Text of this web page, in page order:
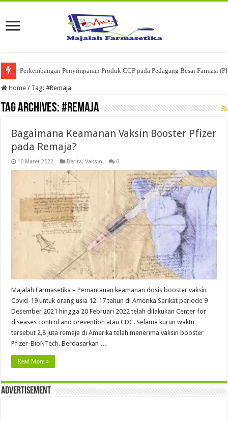
Perkembangan Penyimpanan Produk CCP pada Pedagang Besar Farmasi
Home / Tag:#Remaja
Tag Archives:#Remaja
Bagaimana Keamanan Vaksin Booster Pfizer
pada Remaja?
10 Maret 2022 Berita,Vaksin 0
Majalah Farmasetika – Pemantauan keamanan dosis booster vaksin
Covid-19 untuk orang usia 12-17 tahun di Amerika Serikat periode 9
Desember 2021 hingga 20 Februari 2022 telah dilakukan Center for
diseases control and prevention atau CDC. Selama kurun waktu
tersebut 2,8 juta remaja di Amerika telah menerima vaksin booster
Pfizer-BioNTech. Berdasarkan …
Read More »
Advertisement